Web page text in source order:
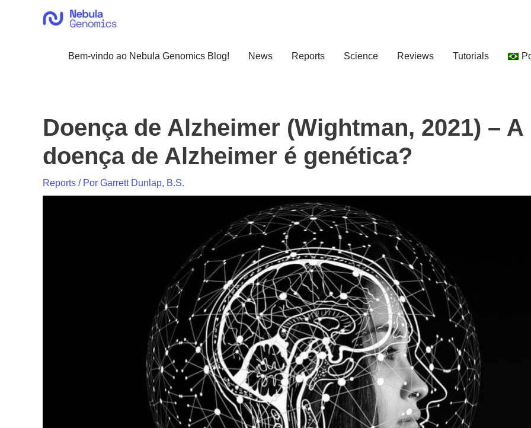
Bem-vindo ao Nebula Genomics Blog!
News Reports Science Reviews Tutorials
Doença de Alzheimer (Wightman, 2021) – A
doença de Alzheimer é genética?
Reports / Por Garrett Dunlap, B.S.